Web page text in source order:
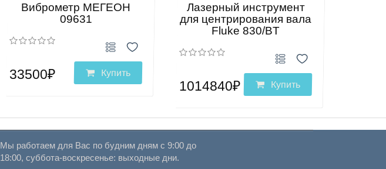
Виброметр МЕГЕОН
09631
33500₽ Купить
Лазерный инструмент
для центрирования вала
Fluke 830/BT
1014840₽ Купить
Мы работаем для Вас по будним дням с 9:00 до
18:00, суббота-воскресенье: выходные дни.